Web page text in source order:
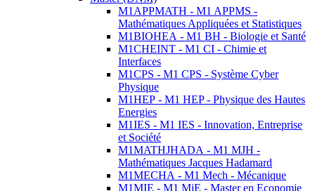
M1APPMATH - M1 APPMS -
Mathématiques Appliquées et Statistiques
M1BIOHEA - M1 BH - Biologie et Santé
M1CHEINT - M1 CI - Chimie et
Interfaces
M1CPS - M1 CPS - Système Cyber
Physique
M1HEP - M1 HEP - Physique des Hautes
Energies
M1IES - M1 IES - Innovation, Entreprise
et Société
M1MATHJHADA - M1 MJH -
Mathématiques Jacques Hadamard
M1MECHA - M1 Mech - Mécanique
M1MIE - M1 MiE - Master en Economie